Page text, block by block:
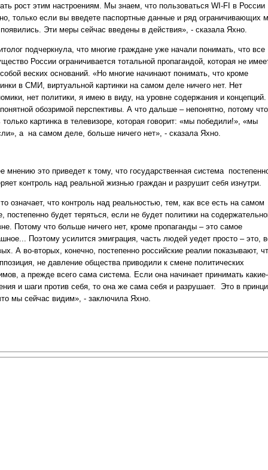
рост этим настроениям. Мы знаем, что пользоваться WI-FI в России
только если вы введете паспортные данные и ряд ограничивающих
Эти меры сейчас введены в действия», - сказала Яхно.
подчеркнула, что многие граждане уже начали понимать, что все
России ограничивается тотальной пропагандой, которая не
веских оснований. «Но многие начинают понимать, что кроме
в СМИ, виртуальной картинки на самом деле ничего нет. Нет
нет политики, я имею в виду, на уровне содержания и концепций.
обозримой перспективы. А что дальше – непонятно, потому что
только картинка в телевизоре, которая говорит: «мы победили!», «мы
а на самом деле, больше ничего нет», - сказала Яхно.
мнению это приведет к тому, что государственная система
контроль над реальной жизнью граждан и разрушит себя изнутри.
означает, что контроль над реальностью, тем, как все есть на самом
постепенно будет теряться, если не будет политики на
Потому что больше ничего нет, кроме пропаганды – это самое
Поэтому усилится эмиграция, часть людей уедет просто – это,
А во-вторых, конечно, постепенно российские реалии показывают,
не давление общества приводили к смене политических
а прежде всего сама система. Если она начинает принимать
и шаги против себя, то она же сама себя и разрушает. Это в
мы сейчас видим», - заключила Яхно.